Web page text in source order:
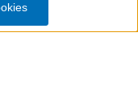
lo contrario.